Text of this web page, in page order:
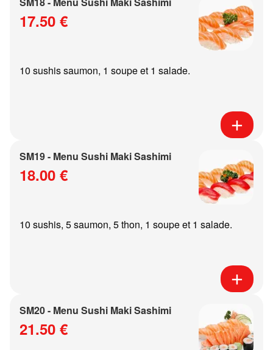
17.50 €
10 sushis saumon, 1 soupe et 1 salade.
SM19 - Menu Sushi Maki Sashimi
18.00 €
10 sushis, 5 saumon, 5 thon, 1 soupe et 1 salade.
SM20 - Menu Sushi Maki Sashimi
21.50 €